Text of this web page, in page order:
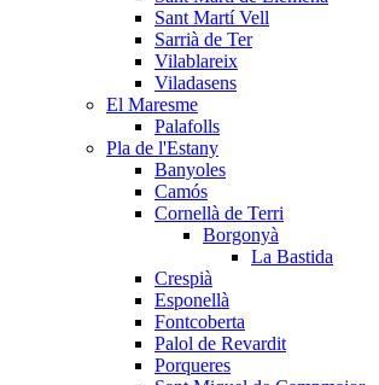
Sant Martí Vell
Sarrià de Ter
Vilablareix
Viladasens
El Maresme
Palafolls
Pla de l'Estany
Banyoles
Camós
Cornellà de Terri
Borgonyà
La Bastida
Crespià
Esponellà
Fontcoberta
Palol de Revardit
Porqueres